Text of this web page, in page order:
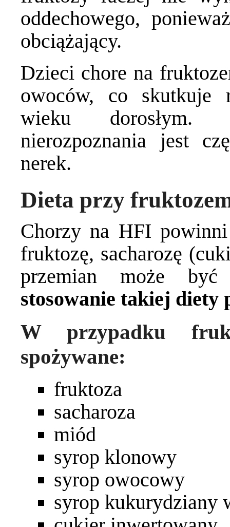
oddechowego,
obciążający.
Dzieci chore na
owoców, co skutkuje
wieku dorosłym.
nierozpoznania jest
nerek.
Dieta przy
Chorzy na HFI
fruktozę, sacharozę
przemian może być
stosowanie takiej diety
W przypadku
spożywane:
fruktoza
sacharoza
miód
syrop klonowy
syrop owocowy
syrop kukurydziany